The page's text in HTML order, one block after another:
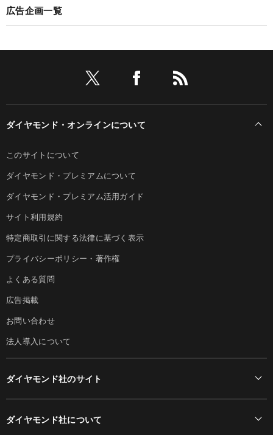
広告企画一覧
ダイヤモンド・オンラインについて
このサイトについて
ダイヤモンド・プレミアムについて
ダイヤモンド・プレミアム活用ガイド
サイト利用規約
特定商取引に関する法律に基づく表示
プライバシーポリシー・著作権
よくある質問
広告掲載
お問い合わせ
法人導入について
ダイヤモンド社のサイト
ダイヤモンド社について